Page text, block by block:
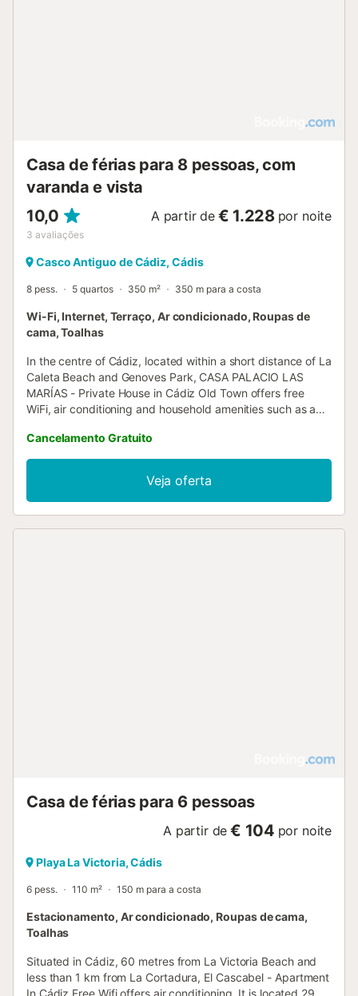
Casa de férias para 8 pessoas, com
varanda e vista
10,0
3 avaliações
A partir de € 1.228 por noite
Casco Antiguo de Cádiz, Cádis
8 pess. 5 quartos 350 m² 350 m para a costa
Wi-Fi, Internet, Terraço, Ar condicionado, Roupas de
cama, Toalhas
In the centre of Cádiz, located within a short distance of La
Caleta Beach and Genoves Park, CASA PALACIO LAS
MARÍAS - Private House in Cádiz Old Town offers free
WiFi, air conditioning and household amenities such as a
Cancelamento Gratuito
Veja oferta
Casa de férias para 6 pessoas
A partir de € 104 por noite
Playa La Victoria, Cádis
6 pess. 110 m² 150 m para a costa
Estacionamento, Ar condicionado, Roupas de cama,
Toalhas
Situated in Cádiz, 60 metres from La Victoria Beach and
less than 1 km from La Cortadura, El Cascabel - Apartment
In Cádiz Free Wifi offers air conditioning. It is located 29